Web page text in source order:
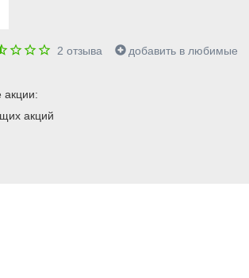
2 отзыва добавить в любимые
акций